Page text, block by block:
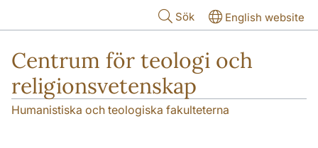
Sök English website
Centrum för teologi och
religionsvetenskap
Humanistiska och teologiska fakulteterna